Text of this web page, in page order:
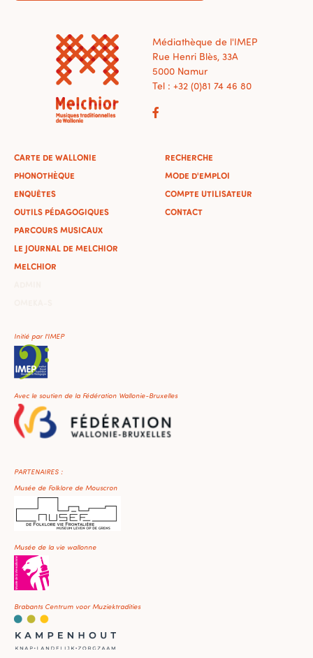
Médiathèque de l'IMEP
Rue Henri Blès, 33A
5000 Namur
Tel : +32 (0)81 74 46 80
CARTE DE WALLONIE
PHONOTHÈQUE
ENQUÊTES
OUTILS PÉDAGOGIQUES
PARCOURS MUSICAUX
LE JOURNAL DE MELCHIOR
MELCHIOR
RECHERCHE
MODE D'EMPLOI
COMPTE UTILISATEUR
CONTACT
Initié par l'IMEP
Avec le soutien de la Fédération Wallonie-Bruxelles
PARTENAIRES :
Musée de Folklore de Mouscron
Musée de la vie wallonne
Brabants Centrum voor Muziektradities